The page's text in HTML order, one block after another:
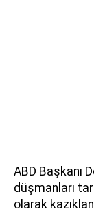
ABD Başkanı
düşmanları
olarak